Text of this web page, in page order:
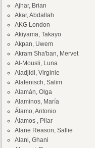
Ajhar, Brian
Akar, Abdallah
AKG London
Akiyama, Takayo
Akpan, Uwem
Akram Sha'ban, Mervet
Al-Mousli, Luna
Aladjidi, Virginie
Alafenisch, Salim
Alamán, Olga
Alaminos, María
Álamo, Antonio
Álamos , Pilar
Alane Reason, Sallie
Alani, Ghani